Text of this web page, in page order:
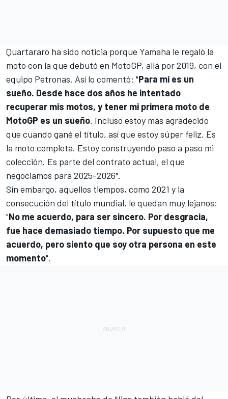
Quartararo ha sido noticia porque Yamaha le regaló la
moto con la que debutó en MotoGP, allá por 2019, con el
equipo Petronas. Así lo comentó: "Para mí es un
sueño. Desde hace dos años he intentado
recuperar mis motos, y tener mi primera moto de
MotoGP es un sueño. Incluso estoy más agradecido
que cuando gané el título, así que estoy súper feliz. Es
la moto completa. Estoy construyendo paso a paso mi
colección. Es parte del contrato actual, el que
negociamos para 2025-2026".
Sin embargo, aquellos tiempos, como 2021 y la
consecución del título mundial, le quedan muy lejanos:
"No me acuerdo, para ser sincero. Por desgracia,
fue hace demasiado tiempo. Por supuesto que me
acuerdo, pero siento que soy otra persona en este
momento".